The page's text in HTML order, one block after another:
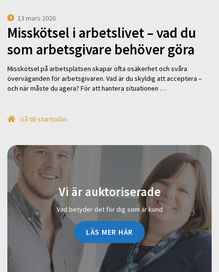
13 mars 2026
Misskötsel i arbetslivet – vad du
som arbetsgivare behöver göra
Misskötsel på arbetsplatsen skapar ofta osäkerhet och svåra
överväganden för arbetsgivaren. Vad är du skyldig att acceptera –
och när måste du agera? För att hantera situationen …
Gå till startsidan
Vi är auktoriserade
Vad betyder det för dig som är kund
LÄS MER HÄR